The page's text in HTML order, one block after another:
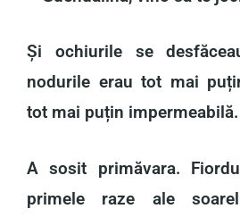
Și ochiurile se
nodurile erau tot mai
tot mai puțin impermeabilă.
A sosit primăvara.
primele raze ale